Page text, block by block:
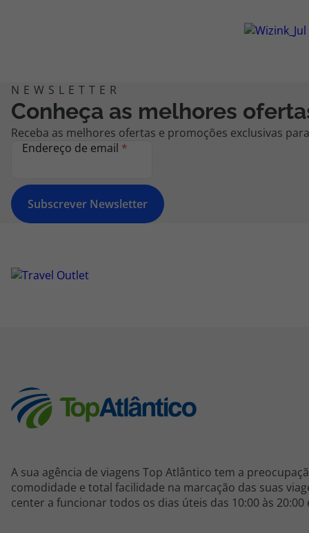
Conheça as melhores
Receba as melhores ofertas e promoções exclusivas
Endereço de email *
Subscrever Newsletter
A sua agência de viagens Top Atlântico tem a
comodidade e total facilidade na marcação das suas
center a funcionar todos os dias úteis das 10:00 às 20:00